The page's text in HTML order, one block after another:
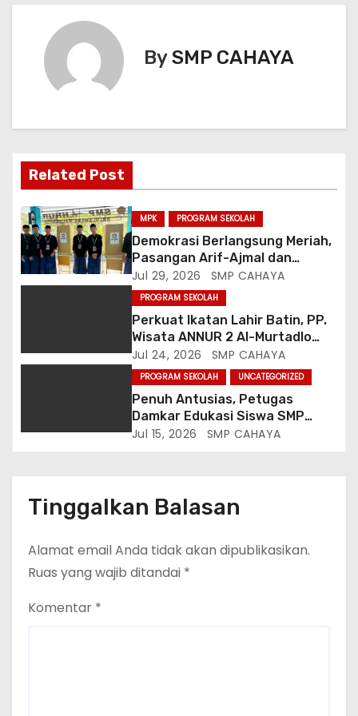
p
o
s
BySMP CAHAYA
Related Post
MPK PROGRAM SEKOLAH
Demokrasi Berlangsung Meriah,
Pasangan Arif-Ajmal dan
Qeenantyya-Siska Resmi
Terpilih Pimpin OSIS SMP An-Nur
Jul 29, 2026 SMP CAHAYA
PROGRAM SEKOLAH
Perkuat Ikatan Lahir Batin, PP.
Wisata ANNUR 2 Al-Murtadlo
Gelar Istighosah dan Tausiyah
Bersama Guru SMP ANNUR
Jul 24, 2026 SMP CAHAYA
PROGRAM SEKOLAH UNCATEGORIZED
Penuh Antusias, Petugas
Damkar Edukasi Siswa SMP
Annur Cara Jinakkan Si Jago
Jul 15, 2026 SMP CAHAYA
Tinggalkan Balasan
Alamat email Anda tidak akan dipublikasikan.
Ruas yang wajib ditandai *
Komentar *